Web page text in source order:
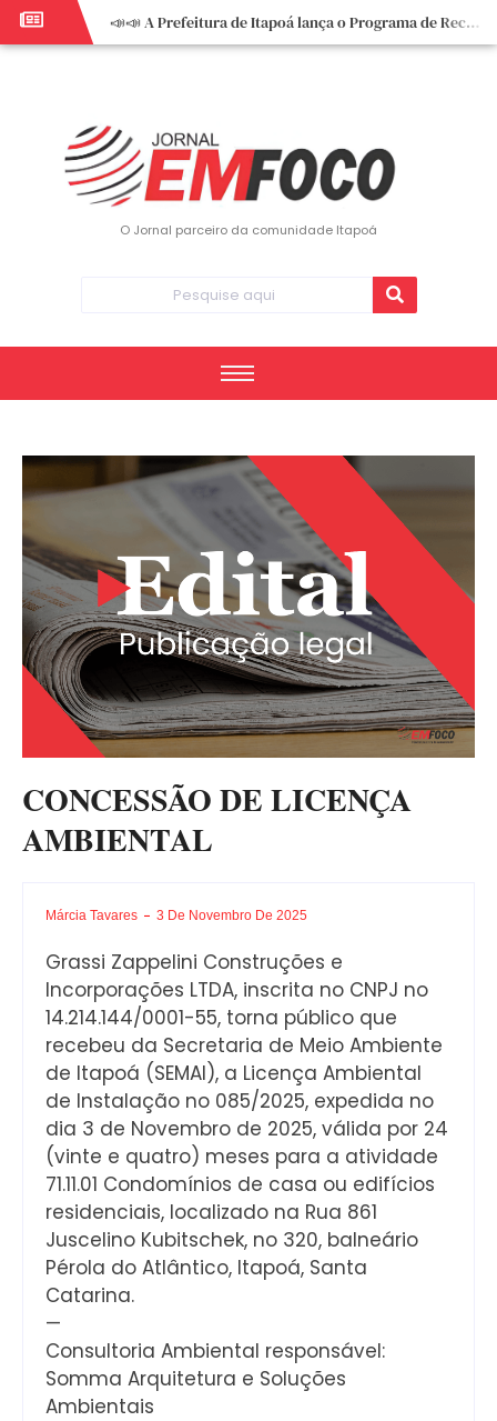
📣📣 A Prefeitura de Itapoá lança o Programa de Recuperação Fiscal (REFIS).
📢 Empreendedor do turismo, esta oportunidade é para você! Itapoá – SC.
O Jornal parceiro da comunidade Itapoá
CONCESSÃO DE LICENÇA
AMBIENTAL
Márcia Tavares 3 De Novembro De 2025
Grassi Zappelini Construções e
Incorporações LTDA, inscrita no CNPJ no
14.214.144/0001-55, torna público que
recebeu da Secretaria de Meio Ambiente
de Itapoá (SEMAI), a Licença Ambiental
de Instalação no 085/2025, expedida no
dia 3 de Novembro de 2025, válida por 24
(vinte e quatro) meses para a atividade
71.11.01 Condomínios de casa ou edifícios
residenciais, localizado na Rua 861
Juscelino Kubitschek, no 320, balneário
Pérola do Atlântico, Itapoá, Santa
Catarina.
—
Consultoria Ambiental responsável:
Somma Arquitetura e Soluções
Ambientais